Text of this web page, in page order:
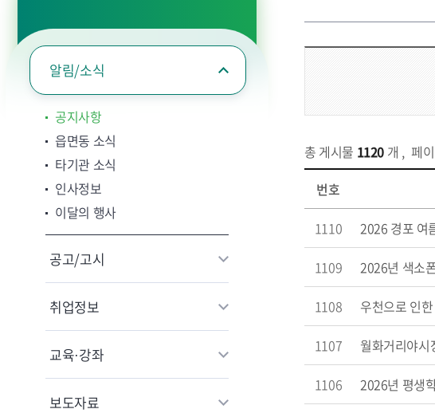
알림/소식
공지사항
읍면동 소식
타기관 소식
인사정보
이달의 행사
공고/고시
취업정보
교육·강좌
보도자료
총 게시물 1120 개 , 페
번호
1110 2026 경포 여
1109 2026년 색소
1108 우천으로 인
1107 월화거리야시
1106 2026년 평생